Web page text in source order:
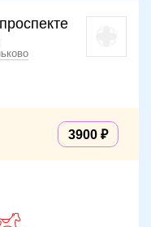
3900